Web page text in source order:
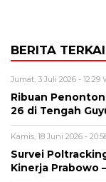
BERITA
Jumat, 3 Juli 2026 - 12:29
Ribuan
26 di Tengah
Kamis, 18 Juni 2026 -
Survei
Kinerja Prabowo